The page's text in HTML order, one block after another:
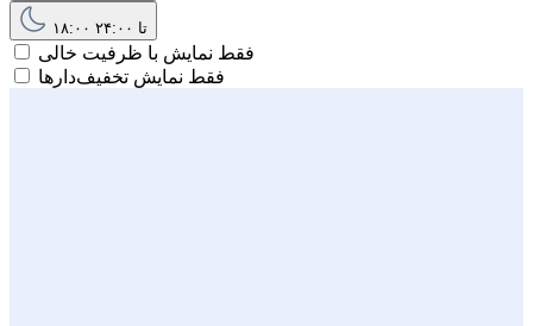
۱۸:۰۰ تا ۲۴:۰۰
فقط نمایش با ظرفیت خالی
فقط نمایش تخفیف‌دارها